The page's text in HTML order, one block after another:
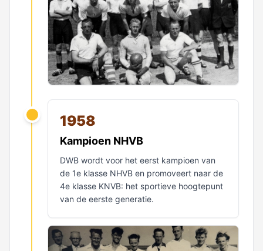
1958
Kampioen NHVB
DWB wordt voor het eerst kampioen van
de 1e klasse NHVB en promoveert naar de
4e klasse KNVB: het sportieve hoogtepunt
van de eerste generatie.